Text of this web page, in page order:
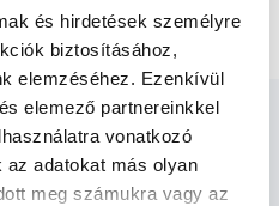
és hirdetések személyre
biztosításához,
elemzéséhez. Ezenkívül
elemező partnereinkkel
vonatkozó
az adatokat más olyan
meg számukra vagy az
(végtagonként)